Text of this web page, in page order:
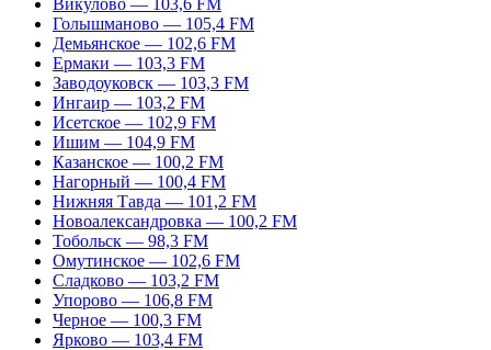
Викулово — 103,6 FM
Голышманово — 105,4 FM
Демьянское — 102,6 FM
Ермаки — 103,3 FM
Заводоуковск — 103,3 FM
Ингаир — 103,2 FM
Исетское — 102,9 FM
Ишим — 104,9 FM
Казанское — 100,2 FM
Нагорный — 100,4 FM
Нижняя Тавда — 101,2 FM
Новоалександровка — 100,2 FM
Тобольск — 98,3 FM
Омутинское — 102,6 FM
Сладково — 103,2 FM
Упорово — 106,8 FM
Черное — 100,3 FM
Ярково — 103,4 FM